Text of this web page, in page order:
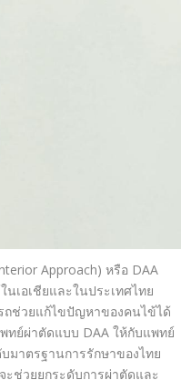
Approach) หรือ DAA
ในเอเชียและในประเทศไทย
ถช่วยแก้ไขปัญหาของคนไข้ได้
ทย์ผ่าตัดแบบ DAA ให้กับแพทย์
มาตรฐานการรักษาของไทย
ะช่วยยกระดับการผ่าตัดและ